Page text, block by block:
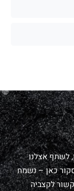
לשתף אצלנו
כאן – נשמח
לקצביה